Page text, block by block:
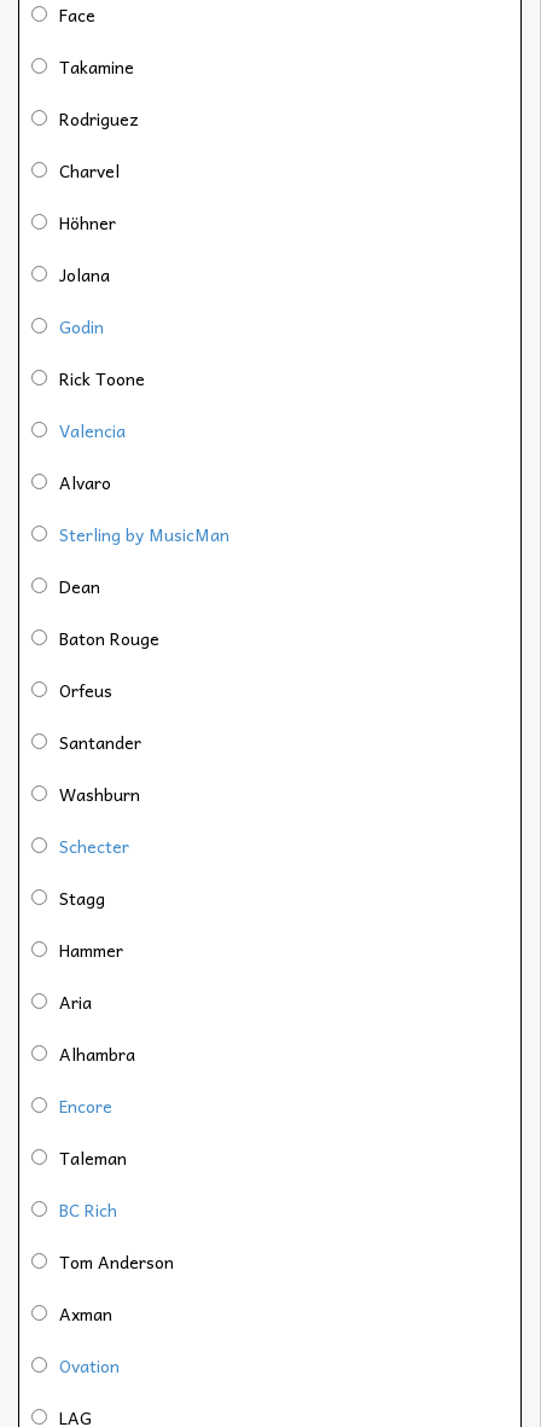
Face
Takamine
Rodriguez
Charvel
Höhner
Jolana
Godin
Rick Toone
Valencia
Alvaro
Sterling by MusicMan
Dean
Baton Rouge
Orfeus
Santander
Washburn
Schecter
Stagg
Hammer
Aria
Alhambra
Encore
Taleman
BC Rich
Tom Anderson
Axman
Ovation
LAG